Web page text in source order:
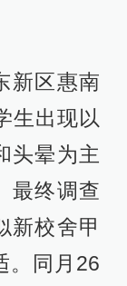
新区惠南
生出现以
头晕为主
最终调查
新校舍甲
。同月26